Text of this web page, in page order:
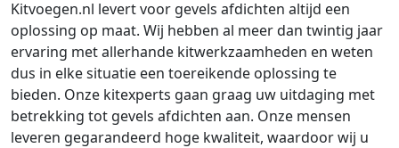
Kitvoegen.nl levert voor gevels afdichten altijd een
oplossing op maat. Wij hebben al meer dan twintig jaar
ervaring met allerhande kitwerkzaamheden en weten
dus in elke situatie een toereikende oplossing te
bieden. Onze kitexperts gaan graag uw uitdaging met
betrekking tot gevels afdichten aan. Onze mensen
leveren gegarandeerd hoge kwaliteit, waardoor wij u